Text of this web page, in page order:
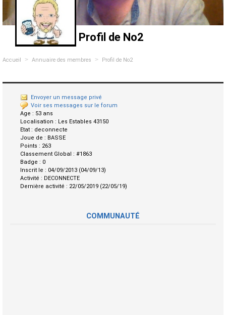
Profil de No2
Accueil > Annuaire des membres > Profil de No2
Envoyer un message privé
Voir ses messages sur le forum
Age : 53 ans
Localisation : Les Estables 43150
Etat : deconnecte
Joue de : BASSE
Points : 263
Classement Global : #1863
Badge : 0
Inscrit le : 04/09/2013 (04/09/13)
Activité : DECONNECTE
Dernière activité : 22/05/2019 (22/05/19)
COMMUNAUTÉ